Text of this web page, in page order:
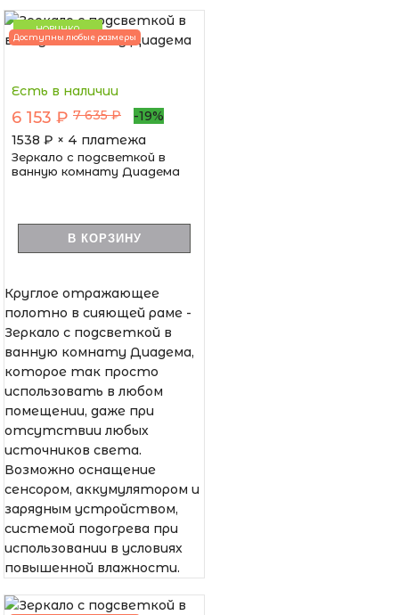
НОВИНКА
Доступны любые размеры
Есть в наличии
6 153 ₽ 7 635 ₽
-19%
1538 ₽ × 4 платежа
Зеркало с подсветкой в
ванную комнату Диадема
В КОРЗИНУ
Круглое отражающее
полотно в сияющей раме -
Зеркало с подсветкой в
ванную комнату Диадема,
которое так просто
использовать в любом
помещении, даже при
отсутствии любых
источников света.
Возможно оснащение
сенсором, аккумулятором и
зарядным устройством,
системой подогрева при
использовании в условиях
повышенной влажности.